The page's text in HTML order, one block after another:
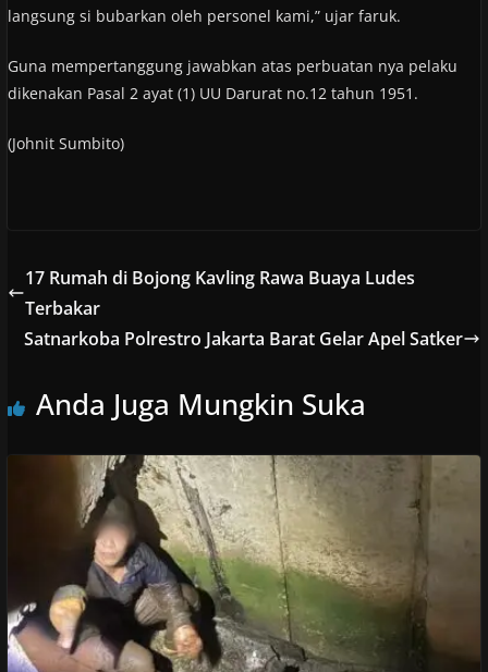
langsung si bubarkan oleh personel kami,” ujar faruk.
Guna mempertanggung jawabkan atas perbuatan nya pelaku
dikenakan Pasal 2 ayat (1) UU Darurat no.12 tahun 1951.
(Johnit Sumbito)
17 Rumah di Bojong Kavling Rawa Buaya Ludes
Terbakar
Satnarkoba Polrestro Jakarta Barat Gelar Apel Satker
Anda Juga Mungkin Suka